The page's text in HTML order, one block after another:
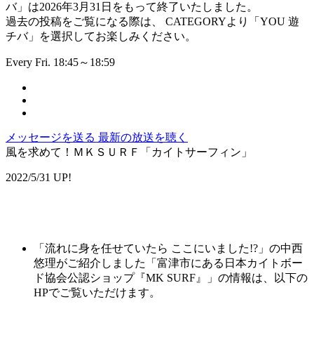
バ」は2026年3月31日をもって終了いたしました。
過去の投稿をご覧になる際は、 CATEGORYより「YOU 遊
チバ」を選択してお楽しみください。
Every Fri. 18:45～18:59
メッセージを送る 最新の放送を聴く
風を求めて！ＭＫＳＵＲＦ「カイトサーフィン」
2022/5/31 UP!
「流れに身を任せていたら ここにいました!?」の中西
悠理がご紹介しました「富津市にある日本カイトボー
ド協会公認ショップ『MK SURF』」の情報は、以下の
HPでご覧いただけます。